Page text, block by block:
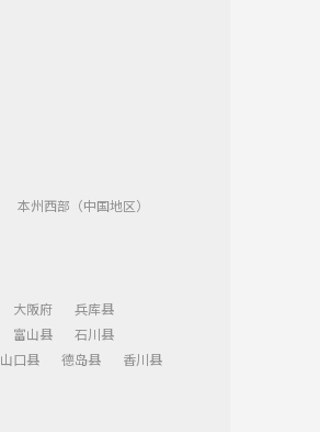
本州西部（中国地区）
大阪府
兵库县
富山县
石川县
山口县 德岛县
香川县